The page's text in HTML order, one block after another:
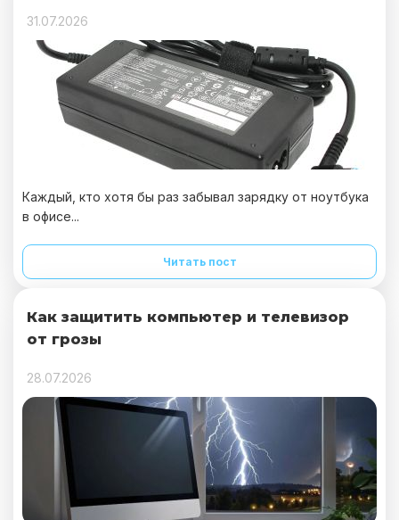
31.07.2026
Каждый, кто хотя бы раз забывал зарядку от ноутбука
в офисе...
Читать пост
Как защитить компьютер и телевизор
от грозы
28.07.2026